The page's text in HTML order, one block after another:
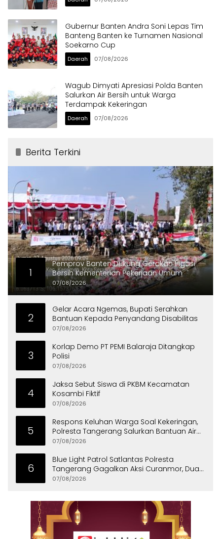
Gubernur Banten Andra Soni Lepas Tim
Banteng Banten ke Turnamen Nasional
Soekarno Cup
Daerah 07/08/2026
Wagub Dimyati Apresiasi Polda Banten
Salurkan Air Bersih untuk Warga
Terdampak Kekeringan
Daerah 07/08/2026
Berita Terkini
1
Pemprov Banten Dukung Gerakan Irigasi
Bersih Kementerian Pekerjaan Umum
07/08/2026
2
Gelar Acara Ngemas, Bupati Serahkan
Bantuan Kepada Penyandang Disabilitas
07/08/2026
3
Korlap Demo PT PEMI Balaraja Ditangkap
Polisi
07/08/2026
4
Jaksa Sebut Siswa di PKBM Kecamatan
Kosambi Fiktif
07/08/2026
5
Respons Keluhan Warga Soal Kekeringan,
Polresta Tangerang Salurkan Bantuan Air
Bersih ke Panongan
07/08/2026
6
Blue Light Patrol Satlantas Polresta
Tangerang Gagalkan Aksi Curanmor, Dua
Pria Diamankan
07/08/2026